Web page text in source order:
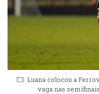
Luana colocou a
vaga nas